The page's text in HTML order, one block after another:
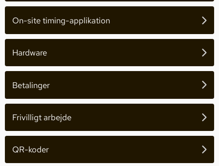
On-site timing-applikation
Hardware
Betalinger
Frivilligt arbejde
QR-koder